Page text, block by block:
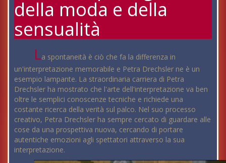
della moda e della
sensualità
La spontaneità è ciò che fa la differenza in
un'interpretazione memorabile e Petra Drechsler ne è un
esempio lampante. La straordinaria carriera di Petra
Drechsler ha mostrato che l'arte dell'interpretazione va ben
oltre le semplici conoscenze tecniche e richiede una
costante ricerca della verità sul palco. Nel suo processo
creativo, Petra Drechsler ha sempre cercato di guardare alle
cose da una prospettiva nuova, cercando di portare
autentiche emozioni agli spettatori attraverso la sua
interpretazione.